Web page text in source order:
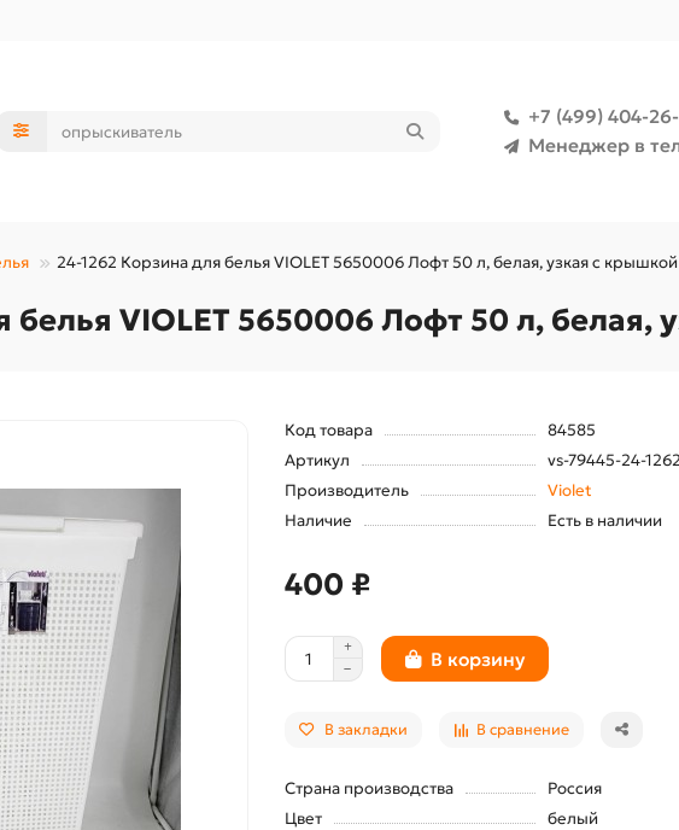
+7 (499) 404-
Менеджер в
24-1262 Корзина для белья VIOLET 5650006 Лофт 50 л, белая, узкая с крышкой
белья VIOLET 5650006 Лофт 50 л, белая,
Код товара
84585
Артикул
vs-79445-24-1262
Производитель
Violet
Наличие
Есть в наличии
400 ₽
В корзину
В закладки В сравнение
Страна производства
Россия
Цвет
белый